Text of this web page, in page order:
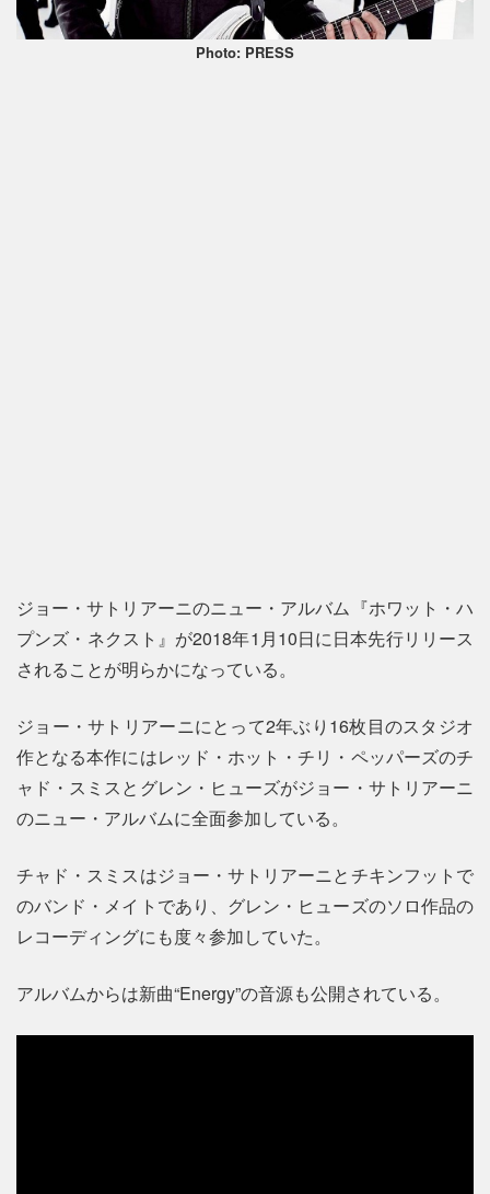
Photo: PRESS
ジョー・サトリアーニのニュー・アルバム『ホワット・ハ
プンズ・ネクスト』が2018年1月10日に日本先行リリース
されることが明らかになっている。
ジョー・サトリアーニにとって2年ぶり16枚目のスタジオ
作となる本作にはレッド・ホット・チリ・ペッパーズのチ
ャド・スミスとグレン・ヒューズがジョー・サトリアーニ
のニュー・アルバムに全面参加している。
チャド・スミスはジョー・サトリアーニとチキンフットで
のバンド・メイトであり、グレン・ヒューズのソロ作品の
レコーディングにも度々参加していた。
アルバムからは新曲“Energy”の音源も公開されている。